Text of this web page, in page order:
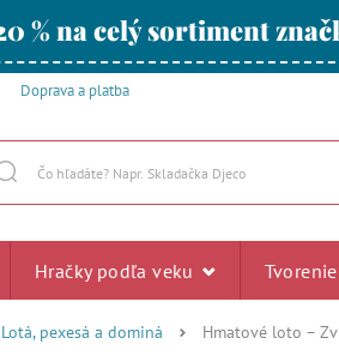
% na celý sortiment
Doprava a platba
Hračky podľa veku Tvorenie
Lotá, pexesá a dominá Hmatové loto –